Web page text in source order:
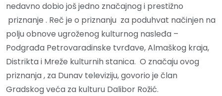
nedavno dobio još jedno značajnog i prestižno
priznanje . Reč je o priznanju za poduhvat načinjen na
polju obnove ugroženog kulturnog nasleđa –
Podgrađa Petrovaradinske tvrđave, Almaškog kraja,
Distrikta i Mreže kulturnih stanica. O značaju ovog
priznanja , za Dunav televiziju, govorio je član
Gradskog veća za kulturu Dalibor Rožić.